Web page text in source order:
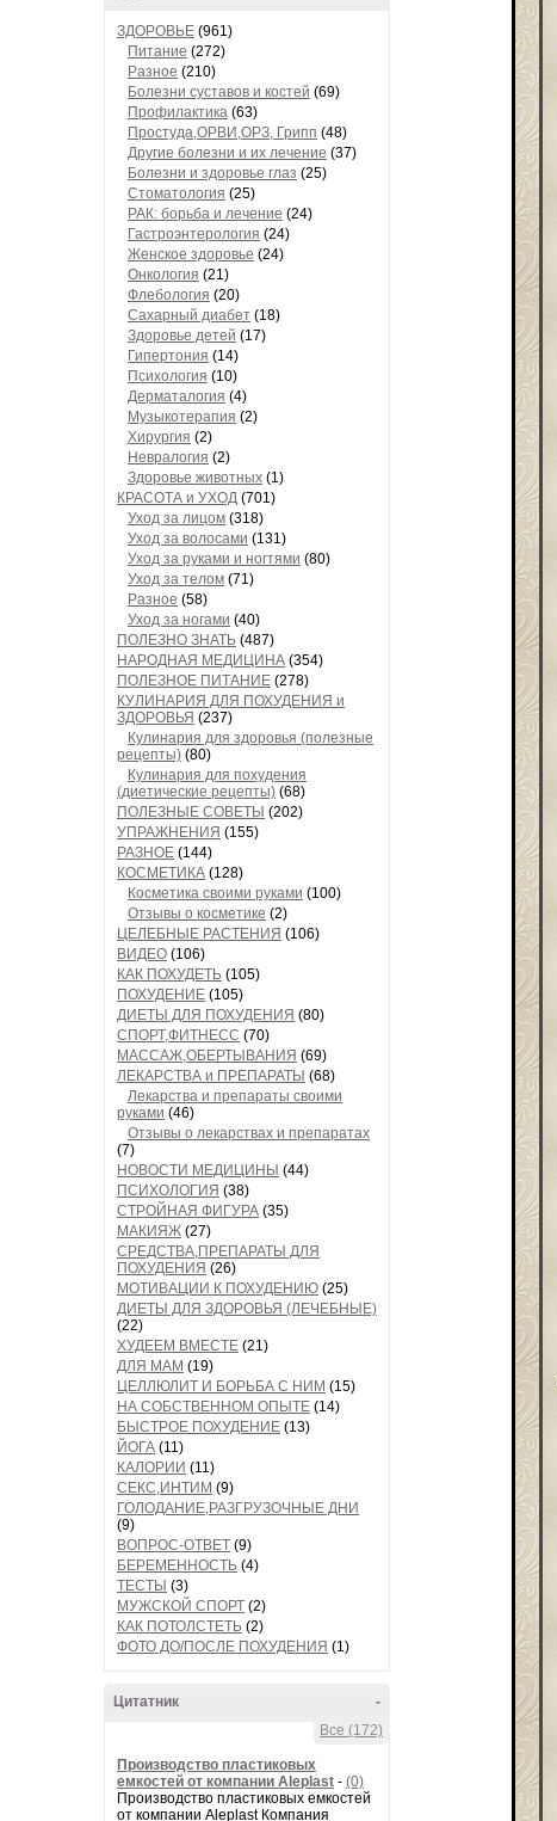
ЗДОРОВЬЕ (961)
Питание (272)
Разное (210)
Болезни суставов и костей (69)
Профилактика (63)
Простуда,ОРВИ,ОРЗ, Грипп (48)
Другие болезни и их лечение (37)
Болезни и здоровье глаз (25)
Стоматология (25)
РАК: борьба и лечение (24)
Гастроэнтерология (24)
Женское здоровье (24)
Онкология (21)
Флебология (20)
Сахарный диабет (18)
Здоровье детей (17)
Гипертония (14)
Психология (10)
Дерматалогия (4)
Музыкотерапия (2)
Хирургия (2)
Невралогия (2)
Здоровье животных (1)
КРАСОТА и УХОД (701)
Уход за лицом (318)
Уход за волосами (131)
Уход за руками и ногтями (80)
Уход за телом (71)
Разное (58)
Уход за ногами (40)
ПОЛЕЗНО ЗНАТЬ (487)
НАРОДНАЯ МЕДИЦИНА (354)
ПОЛЕЗНОЕ ПИТАНИЕ (278)
КУЛИНАРИЯ ДЛЯ ПОХУДЕНИЯ и
ЗДОРОВЬЯ (237)
Кулинария для здоровья (полезные
рецепты) (80)
Кулинария для похудения
(диетические рецепты) (68)
ПОЛЕЗНЫЕ СОВЕТЫ (202)
УПРАЖНЕНИЯ (155)
РАЗНОЕ (144)
КОСМЕТИКА (128)
Косметика своими руками (100)
Отзывы о косметике (2)
ЦЕЛЕБНЫЕ РАСТЕНИЯ (106)
ВИДЕО (106)
КАК ПОХУДЕТЬ (105)
ПОХУДЕНИЕ (105)
ДИЕТЫ ДЛЯ ПОХУДЕНИЯ (80)
СПОРТ,ФИТНЕСС (70)
МАССАЖ,ОБЕРТЫВАНИЯ (69)
ЛЕКАРСТВА и ПРЕПАРАТЫ (68)
Лекарства и препараты своими
руками (46)
Отзывы о лекарствах и препаратах
(7)
НОВОСТИ МЕДИЦИНЫ (44)
ПСИХОЛОГИЯ (38)
СТРОЙНАЯ ФИГУРА (35)
МАКИЯЖ (27)
СРЕДСТВА,ПРЕПАРАТЫ ДЛЯ
ПОХУДЕНИЯ (26)
МОТИВАЦИИ К ПОХУДЕНИЮ (25)
ДИЕТЫ ДЛЯ ЗДОРОВЬЯ (ЛЕЧЕБНЫЕ)
(22)
ХУДЕЕМ ВМЕСТЕ (21)
ДЛЯ МАМ (19)
ЦЕЛЛЮЛИТ И БОРЬБА С НИМ (15)
НА СОБСТВЕННОМ ОПЫТЕ (14)
БЫСТРОЕ ПОХУДЕНИЕ (13)
ЙОГА (11)
КАЛОРИИ (11)
СЕКС,ИНТИМ (9)
ГОЛОДАНИЕ,РАЗГРУЗОЧНЫЕ ДНИ
(9)
ВОПРОС-ОТВЕТ (9)
БЕРЕМЕННОСТЬ (4)
ТЕСТЫ (3)
МУЖСКОЙ СПОРТ (2)
КАК ПОТОЛСТЕТЬ (2)
ФОТО ДО/ПОСЛЕ ПОХУДЕНИЯ (1)
-
Цитатник
Все (172)
Производство пластиковых
емкостей от компании Aleplast - (0)
Производство пластиковых емкостей
от компании Aleplast Компания